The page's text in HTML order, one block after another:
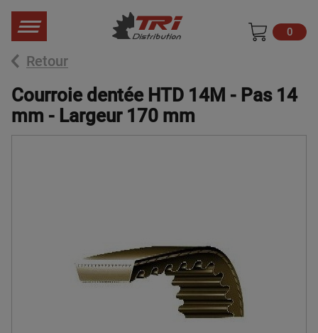
0
Retour
Courroie dentée HTD 14M - Pas 14
mm - Largeur 170 mm